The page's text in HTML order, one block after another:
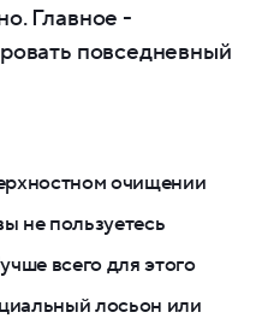
Главное -
повседневный
очищении
не пользуетесь
всего для этого
лосьон или